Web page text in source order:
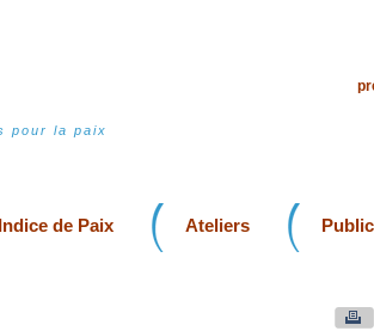
pour la paix
Indice de Paix Ateliers